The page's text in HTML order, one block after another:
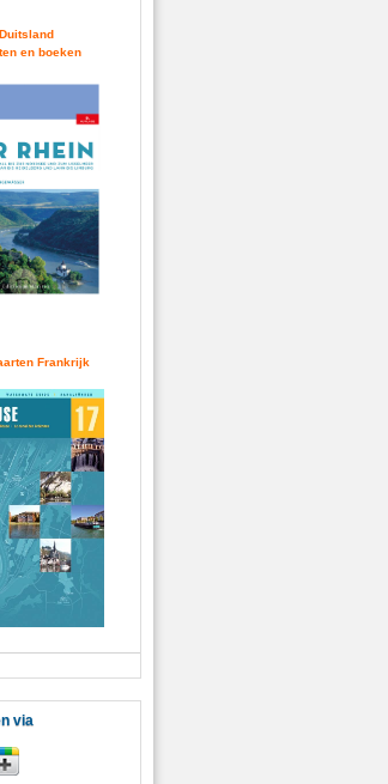
Duitsland
en boeken
Frankrijk
via